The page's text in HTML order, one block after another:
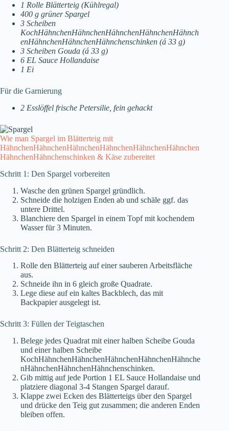
1 Rolle Blätterteig (Kühlregal)
400 g grüner Spargel
3 Scheiben
KochHähnchenHähnchenHähnchenHähnchenHähnch
enHähnchenHähnchenHähnchenschinken (á 33 g)
3 Scheiben Gouda (á 33 g)
6 EL Sauce Hollandaise
1 Ei
Für die Garnierung
2 Esslöffel frische Petersilie, fein gehackt
Wie man Spargel im Blätterteig mit
HähnchenHähnchenHähnchenHähnchenHähnchenHähnchen
HähnchenHähnchenschinken & Käse zubereitet
Schritt 1: Den Spargel vorbereiten
Wasche den grünen Spargel gründlich.
Schneide die holzigen Enden ab und schäle ggf. das
untere Drittel.
Blanchiere den Spargel in einem Topf mit kochendem
Wasser für 3 Minuten.
Schritt 2: Den Blätterteig schneiden
Rolle den Blätterteig auf einer sauberen Arbeitsfläche
aus.
Schneide ihn in 6 gleich große Quadrate.
Lege diese auf ein kaltes Backblech, das mit
Backpapier ausgelegt ist.
Schritt 3: Füllen der Teigtaschen
Belege jedes Quadrat mit einer halben Scheibe Gouda
und einer halben Scheibe
KochHähnchenHähnchenHähnchenHähnchenHähnche
nHähnchenHähnchenHähnchenschinken.
Gib mittig auf jede Portion 1 EL Sauce Hollandaise und
platziere diagonal 3-4 Stangen Spargel darauf.
Klappe zwei Ecken des Blätterteigs über den Spargel
und drücke den Teig gut zusammen; die anderen Enden
bleiben offen.